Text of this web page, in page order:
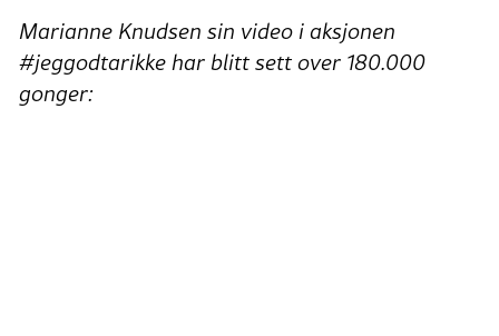
Marianne Knudsen sin video i aksjonen
#jeggodtarikke har blitt sett over 180.000
gonger: